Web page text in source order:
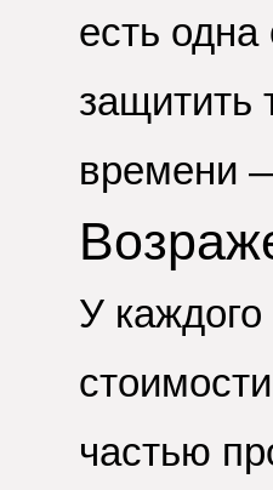
есть
защитить
времени
У
частью